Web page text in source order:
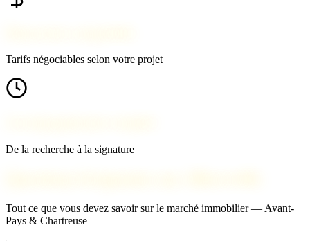
Tarifs négociables selon votre projet
De la recherche à la signature
Tout ce que vous devez savoir sur le marché immobilier — Avant-
Pays & Chartreuse